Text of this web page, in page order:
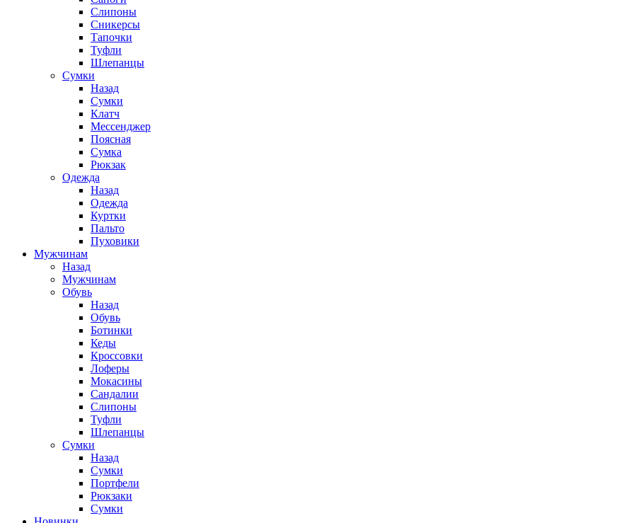
Слипоны
Сникерсы
Тапочки
Туфли
Шлепанцы
Cумки
Назад
Cумки
Клатч
Мессенджер
Поясная
Сумка
Рюкзак
Одежда
Назад
Одежда
Куртки
Пальто
Пуховики
Мужчинам
Назад
Мужчинам
Обувь
Назад
Обувь
Ботинки
Кеды
Кроссовки
Лоферы
Мокасины
Сандалии
Слипоны
Туфли
Шлепанцы
Сумки
Назад
Сумки
Портфели
Рюкзаки
Сумки